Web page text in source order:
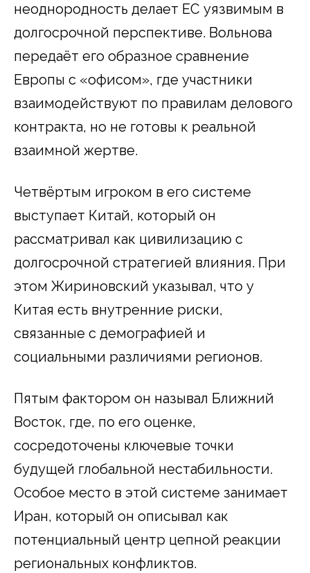
неоднородность делает ЕС уязвимым в
долгосрочной перспективе. Вольнова
передаёт его образное сравнение
Европы с «офисом», где участники
взаимодействуют по правилам делового
контракта, но не готовы к реальной
взаимной жертве.
Четвёртым игроком в его системе
выступает Китай, который он
рассматривал как цивилизацию с
долгосрочной стратегией влияния. При
этом Жириновский указывал, что у
Китая есть внутренние риски,
связанные с демографией и
социальными различиями регионов.
Пятым фактором он называл Ближний
Восток, где, по его оценке,
сосредоточены ключевые точки
будущей глобальной нестабильности.
Особое место в этой системе занимает
Иран, который он описывал как
потенциальный центр цепной реакции
региональных конфликтов.